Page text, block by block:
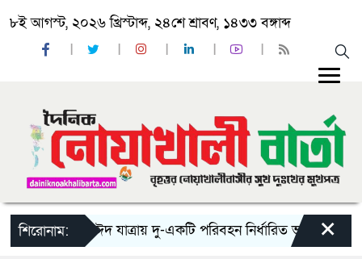
৮ই আগস্ট, ২০২৬ খ্রিস্টাব্দ, ২৪শে শ্রাবণ, ১৪৩৩ বঙ্গাব্দ
শিরোনাম:‘ঈদ যাত্রায় দু-একটি পরিবহন নির্ধারিত ভাড়ার চেয়েও কম
×